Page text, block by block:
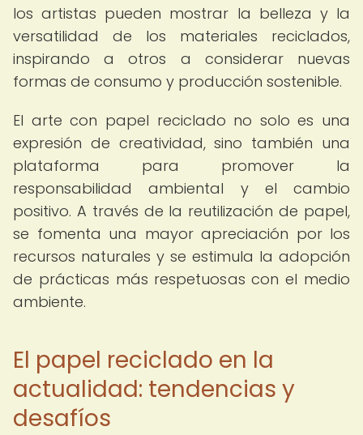
los artistas pueden mostrar la belleza y la
versatilidad de los materiales reciclados,
inspirando a otros a considerar nuevas
formas de consumo y producción sostenible.
El arte con papel reciclado no solo es una
expresión de creatividad, sino también una
plataforma para promover la
responsabilidad ambiental y el cambio
positivo. A través de la reutilización de papel,
se fomenta una mayor apreciación por los
recursos naturales y se estimula la adopción
de prácticas más respetuosas con el medio
ambiente.
El papel reciclado en la
actualidad: tendencias y
desafíos